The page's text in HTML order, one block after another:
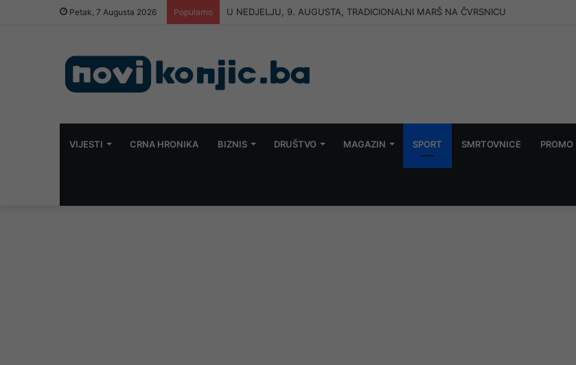
Petak, 7 Augusta 2026 Popularno U NEDJELJU, 9. AUGUSTA, TRADICIONALNI MARŠ NA ČVRSNICU
VIJESTI CRNA HRONIKA BIZNIS DRUŠTVO MAGAZIN SPORT SMRTOVNICE PROMO